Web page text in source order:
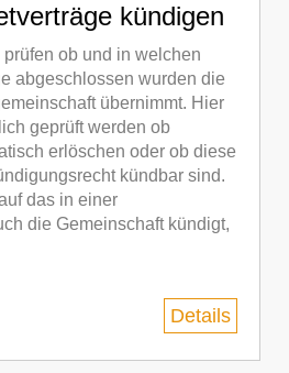
kündigen
ob und in welchen
abgeschlossen wurden die
übernimmt. Hier
geprüft werden ob
erlöschen oder ob diese
kündbar sind.
das in einer
die Gemeinschaft kündigt,
Details